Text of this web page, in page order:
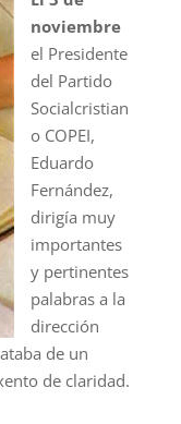
noviembre
el Presidente
del Partido
Socialcristian
o COPEI,
Eduardo
Fernández,
dirigía muy
importantes
y pertinentes
palabras a la
dirección
de un
de claridad.